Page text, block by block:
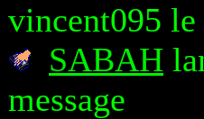
vincent095 le
SABAH
message